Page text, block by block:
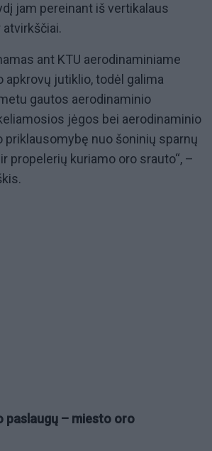
jam pereinant iš vertikalaus
ant KTU aerodinaminiame
apkrovų jutiklio, todėl galima
gautos aerodinaminio
jėgos bei aerodinaminio
priklausomybę nuo šoninių sparnų
propelerių kuriamo oro srauto“, –
paslaugų – miesto oro